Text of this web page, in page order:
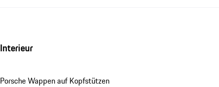
Interieur
Porsche Wappen auf Kopfstützen